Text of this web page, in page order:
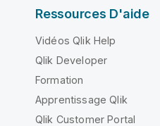
Ressources D'aide
Vidéos Qlik Help
Qlik Developer
Formation
Apprentissage Qlik
Qlik Customer Portal